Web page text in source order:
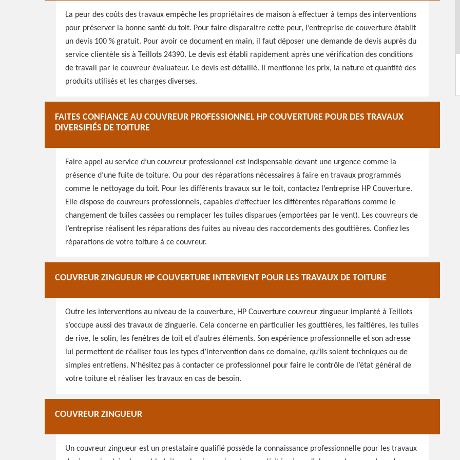
La peur des coûts des travaux empêche les propriétaires de maison à effectuer à temps des interventions
pour préserver la bonne santé du toit. Pour faire disparaitre cette peur, l’entreprise de couverture établit
un devis 100 % gratuit. Pour avoir ce document en main, il faut déposer une demande de devis auprès du
service clientèle sis à Teillots 24390. Le devis est établi rapidement après une vérification des conditions
de travail par le couvreur évaluateur. Le devis est détaillé. Il mentionne les prix, la nature et quantité des
produits utilisés et les charges diverses.
FAITES CONFIANCE AU COUVREUR PROFESSIONNEL HP COUVERTURE POUR DES TRAVAUX
DIVERSIFIÉS DE TOITURE
Faire appel au service d’un couvreur professionnel est indispensable devant une urgence comme la
présence d’une fuite de toiture. Ou pour des réparations nécessaires à faire en travaux programmés
comme le nettoyage du toit. Pour les différents travaux sur le toit, contactez l’entreprise HP Couverture.
Elle dispose de couvreurs professionnels, capables d’effectuer les différentes réparations comme le
changement de tuiles cassées ou remplacer les tuiles disparues (emportées par le vent). Les couvreurs de
l’entreprise réalisent les réparations des fuites au niveau des raccordements des gouttières. Confiez les
réparations de votre toiture à ce couvreur.
COUVREUR ZINGUEUR HP COUVERTURE INTERVIENT POUR LES TRAVAUX DE TOITURE
Outre les interventions au niveau de la couverture, HP Couverture couvreur zingueur implanté à Teillots
s’occupe aussi des travaux de zinguerie. Cela concerne en particulier les gouttières, les faîtières, les tuiles
de rive, le solin, les fenêtres de toit et d’autres éléments. Son expérience professionnelle et son adresse
lui permettent de réaliser tous les types d’intervention dans ce domaine, qu’ils soient techniques ou de
simples entretiens. N’hésitez pas à contacter ce professionnel pour faire le contrôle de l’état général de
votre toiture et réaliser les travaux en cas de besoin.
COUVREUR ZINGUEUR
Un couvreur zingueur est un prestataire qualifié possède la connaissance professionnelle pour les travaux